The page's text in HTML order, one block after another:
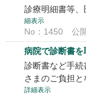
診療明細書等、
細表示
No：1450
公
病院で診断書
診断書など手
さまのご負担と
詳細表示